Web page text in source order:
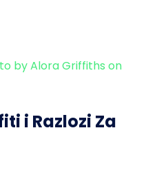
i Razlozi Za